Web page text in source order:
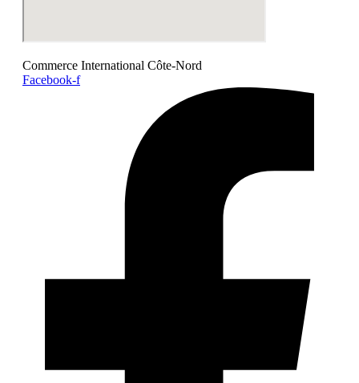
Commerce International Côte-Nord
Facebook-f